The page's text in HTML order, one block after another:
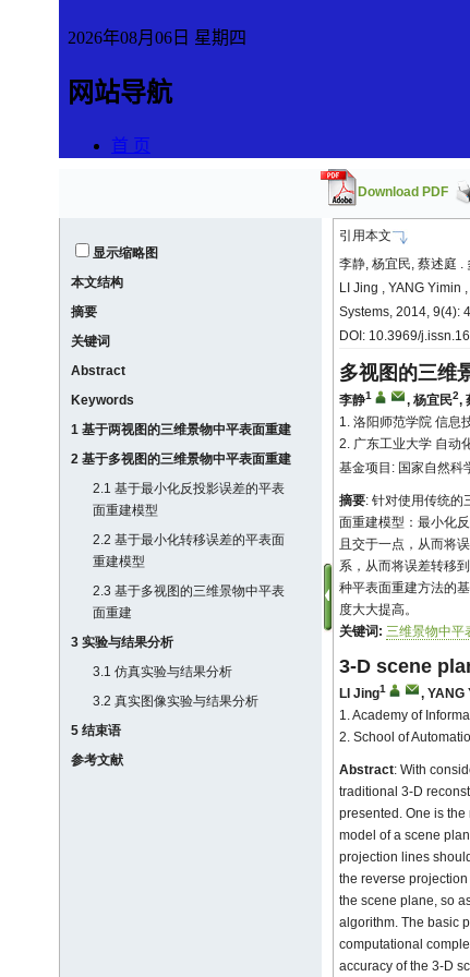
Download PDF
显示缩略图
本文结构
摘要
关键词
Abstract
Keywords
1 基于两视图的三维景物中平表面重建
2 基于多视图的三维景物中平表面重建
2.1 基于最小化反投影误差的平表
面重建模型
2.2 基于最小化转移误差的平表面
重建模型
2.3 基于多视图的三维景物中平表
面重建
3 实验与结果分析
3.1 仿真实验与结果分析
3.2 真实图像实验与结果分析
5 结束语
参考文献
引用本文
李静, 杨宜民, 蔡述庭
LI Jing , YANG
Systems, 2014, 9(4):
DOI: 10.3969/
多视图的三维
李静1 , 杨宜民2,
1. 洛阳师范学院 信息
2. 广东工业大学 自动
基金项目: 国家自然
摘要: 针对使用传统的
面重建模型：最小化
且交于一点，从而将
系，从而将误差转移
种平表面重建方法的
度大大提高。
关键词: 三维景物中平
3-D scene
LI Jing1 , YANG
1. Academy of
2. School of
Abstract: With
traditional 3-D
presented. One is
model of a scene
projection lines
the reverse
the scene plane, so
algorithm. The basic
computational
accuracy of the 3-D